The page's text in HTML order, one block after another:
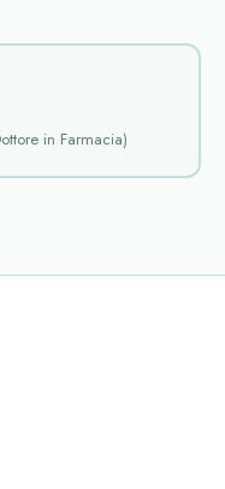
in Farmacia)